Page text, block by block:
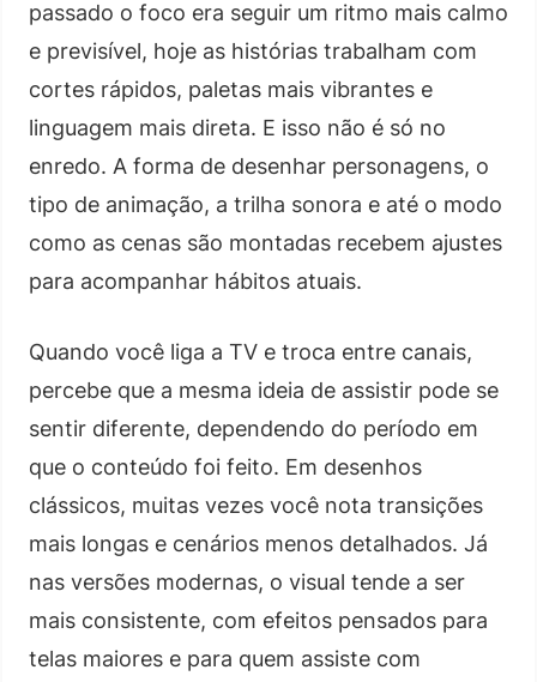
passado o foco era seguir um ritmo mais calmo
e previsível, hoje as histórias trabalham com
cortes rápidos, paletas mais vibrantes e
linguagem mais direta. E isso não é só no
enredo. A forma de desenhar personagens, o
tipo de animação, a trilha sonora e até o modo
como as cenas são montadas recebem ajustes
para acompanhar hábitos atuais.
Quando você liga a TV e troca entre canais,
percebe que a mesma ideia de assistir pode se
sentir diferente, dependendo do período em
que o conteúdo foi feito. Em desenhos
clássicos, muitas vezes você nota transições
mais longas e cenários menos detalhados. Já
nas versões modernas, o visual tende a ser
mais consistente, com efeitos pensados para
telas maiores e para quem assiste com